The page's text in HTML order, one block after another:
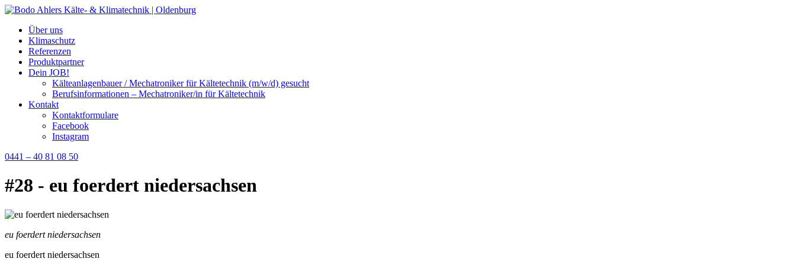
Über uns
Klimaschutz
Referenzen
Produktpartner
Dein JOB!
Kälteanlagenbauer / Mechatroniker für Kältetechnik (m/w/d) gesucht
Berufsinformationen – Mechatroniker/in für Kältetechnik
Kontakt
Kontaktformulare
Facebook
Instagram
0441 – 40 81 08 50
#28 - eu foerdert niedersachsen
eu foerdert niedersachsen
eu foerdert niedersachsen